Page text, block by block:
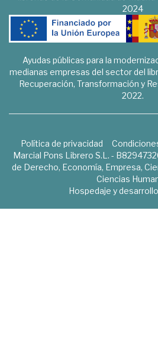
2024
Ayudas públicas para la
medianas empresas del sector del
Recuperación, Transformación y
2022.
Política de privacidad
Marcial Pons Librero S.L. -
de Derecho, Economía, Empresa,
Ciencias
Hospedaje y desarrollo